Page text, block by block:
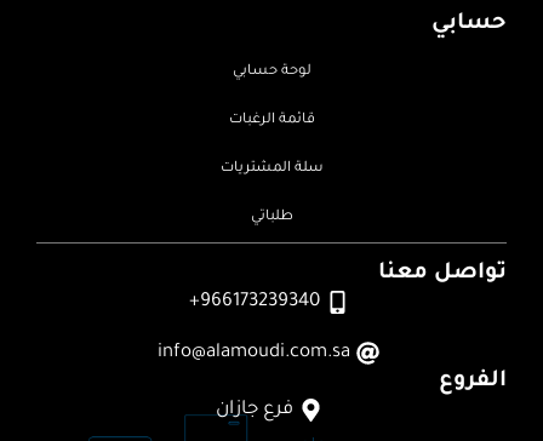
حسابي
لوحة حسابي
قائمة الرغبات
سلة المشتريات
طلباتي
تواصل معنا
966173239340+
info@alamoudi.com.sa
الفروع
فرع جازان